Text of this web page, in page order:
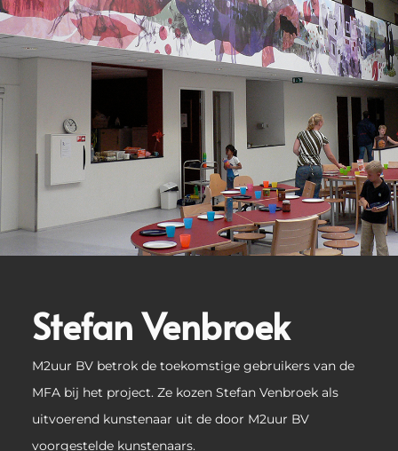
Stefan Venbroek
M2uur BV betrok de toekomstige gebruikers van de
MFA bij het project. Ze kozen Stefan Venbroek als
uitvoerend kunstenaar uit de door M2uur BV
voorgestelde kunstenaars.